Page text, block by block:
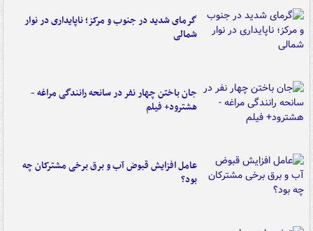
گرمای شدید در جنوب و مرکز؛ ناپایداری در نوار
شمالی
جان باختن چهار نفر در سانحه رانندگی مراغه -
هشترود+ فیلم
عامل افزایش قبوض آب و برق برخی مشترکان چه
بود؟